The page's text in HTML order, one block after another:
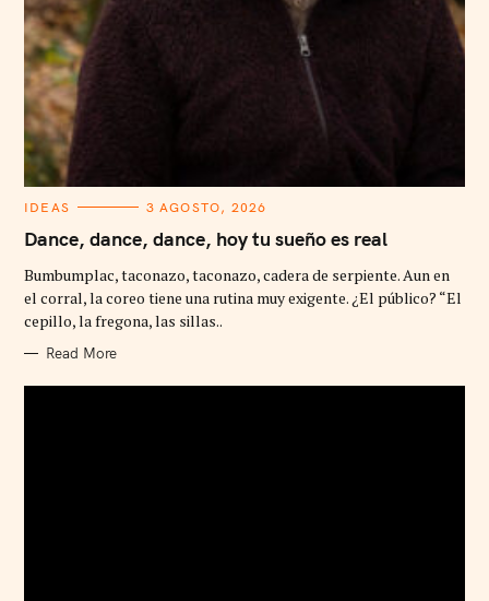
C
T
E
O
R
I
E
IDEAS 3 AGOSTO, 2026
Dance, dance, dance, hoy tu sueño es real
Bumbumplac, taconazo, taconazo, cadera de serpiente. Aun en
el corral, la coreo tiene una rutina muy exigente. ¿El público? “El
cepillo, la fregona, las sillas..
Read More